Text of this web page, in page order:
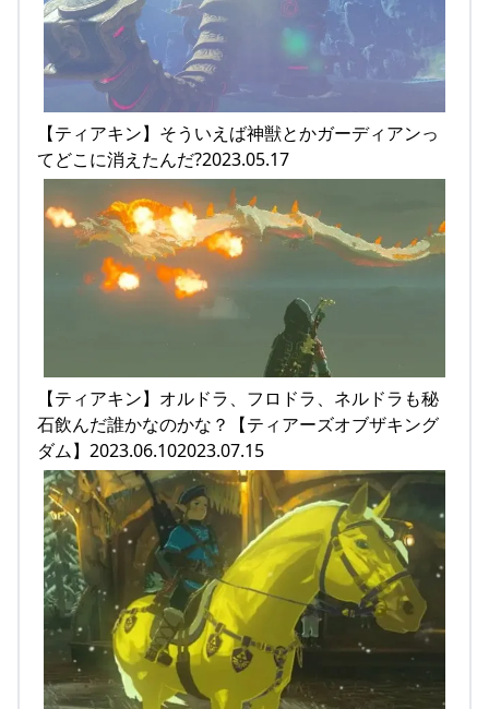
【ティアキン】そういえば神獣とかガーディアンっ
てどこに消えたんだ?2023.05.17
【ティアキン】オルドラ、フロドラ、ネルドラも秘
石飲んだ誰かなのかな？【ティアーズオブザキング
ダム】2023.06.102023.07.15